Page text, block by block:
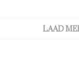
LAAD